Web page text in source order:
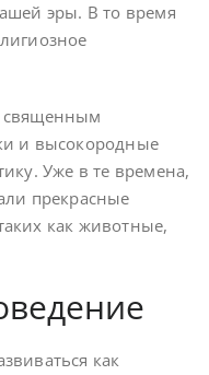
эры. В то время
священным
и высокородные
Уже в те времена,
прекрасные
как животные,
как